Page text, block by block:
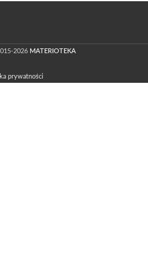
2026 MATERIOTEKA
prywatności